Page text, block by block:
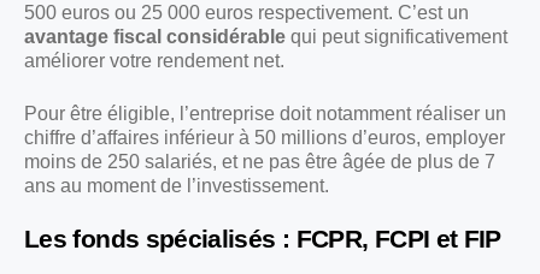
500 euros ou 25 000 euros respectivement. C’est un
avantage fiscal considérable qui peut significativement
améliorer votre rendement net.
Pour être éligible, l’entreprise doit notamment réaliser un
chiffre d’affaires inférieur à 50 millions d’euros, employer
moins de 250 salariés, et ne pas être âgée de plus de 7
ans au moment de l’investissement.
Les fonds spécialisés : FCPR, FCPI et FIP